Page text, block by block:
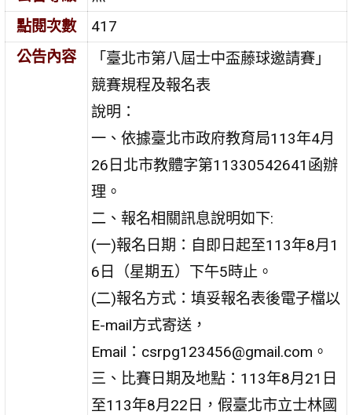
點閱次數
417
公告內容
「臺北市第八屆士中盃藤球邀請賽」
競賽規程及報名表
說明：
一、依據臺北市政府教育局113年4月
26日北市教體字第11330542641函辦
理。
二、報名相關訊息說明如下:
(一)報名日期：自即日起至113年8月1
6日（星期五）下午5時止。
(二)報名方式：填妥報名表後電子檔以
E-mail方式寄送，
Email：csrpg123456@gmail.com。
三、比賽日期及地點：113年8月21日
至113年8月22日，假臺北市立士林國